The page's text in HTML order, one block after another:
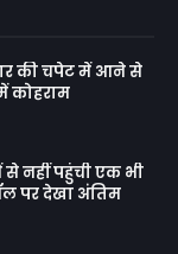
की चपेट में आने से
कोहराम
से नहीं पहुंची एक भी
पर देखा अंतिम